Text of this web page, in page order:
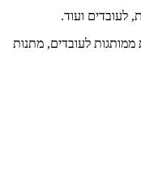
ועוד.
לעובדים, מתנות